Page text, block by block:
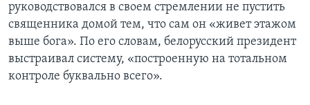
руководствовался в своем стремлении не пустить
священника домой тем, что сам он «живет этажом
выше бога». По его словам, белорусский президент
выстраивал систему, «построенную на тотальном
контроле буквально всего».